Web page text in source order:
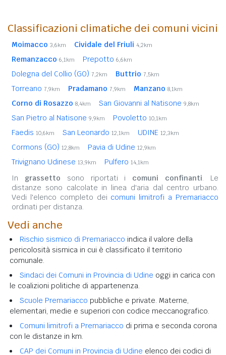
Classificazioni climatiche dei comuni vicini
Moimacco 3,6km Cividale del Friuli 4,2km
Remanzacco 6,1km Prepotto 6,6km
Dolegna del Collio (GO) 7,2km Buttrio 7,5km
Torreano 7,9km Pradamano 7,9km Manzano 8,1km
Corno di Rosazzo 8,4km San Giovanni al Natisone 9,8km
San Pietro al Natisone 9,9km Povoletto 10,1km
Faedis 10,6km San Leonardo 12,1km UDINE 12,3km
Cormons (GO) 12,8km Pavia di Udine 12,9km
Trivignano Udinese 13,9km Pulfero 14,1km
In grassetto sono riportati i comuni confinanti. Le
distanze sono calcolate in linea d'aria dal centro urbano.
Vedi l'elenco completo dei comuni limitrofi a Premariacco
ordinati per distanza.
Vedi anche
Rischio sismico di Premariacco indica il valore della
pericolosità sismica in cui è classificato il territorio
comunale.
Sindaci dei Comuni in Provincia di Udine oggi in carica con
le coalizioni politiche di appartenenza.
Scuole Premariacco pubbliche e private. Materne,
elementari, medie e superiori con codice meccanografico.
Comuni limitrofi a Premariacco di prima e seconda corona
con le distanze in km.
CAP dei Comuni in Provincia di Udine elenco dei codici di